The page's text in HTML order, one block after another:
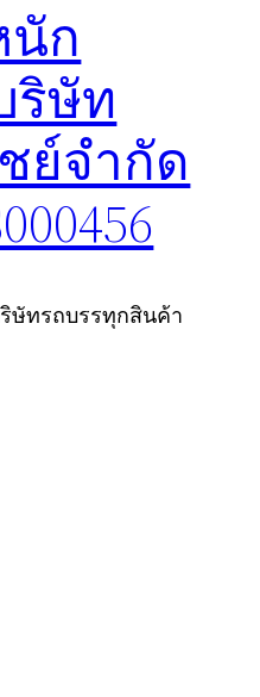
นัก
ษัท
ย์จำกัด
ษัทรถบรรทุกสินค้า